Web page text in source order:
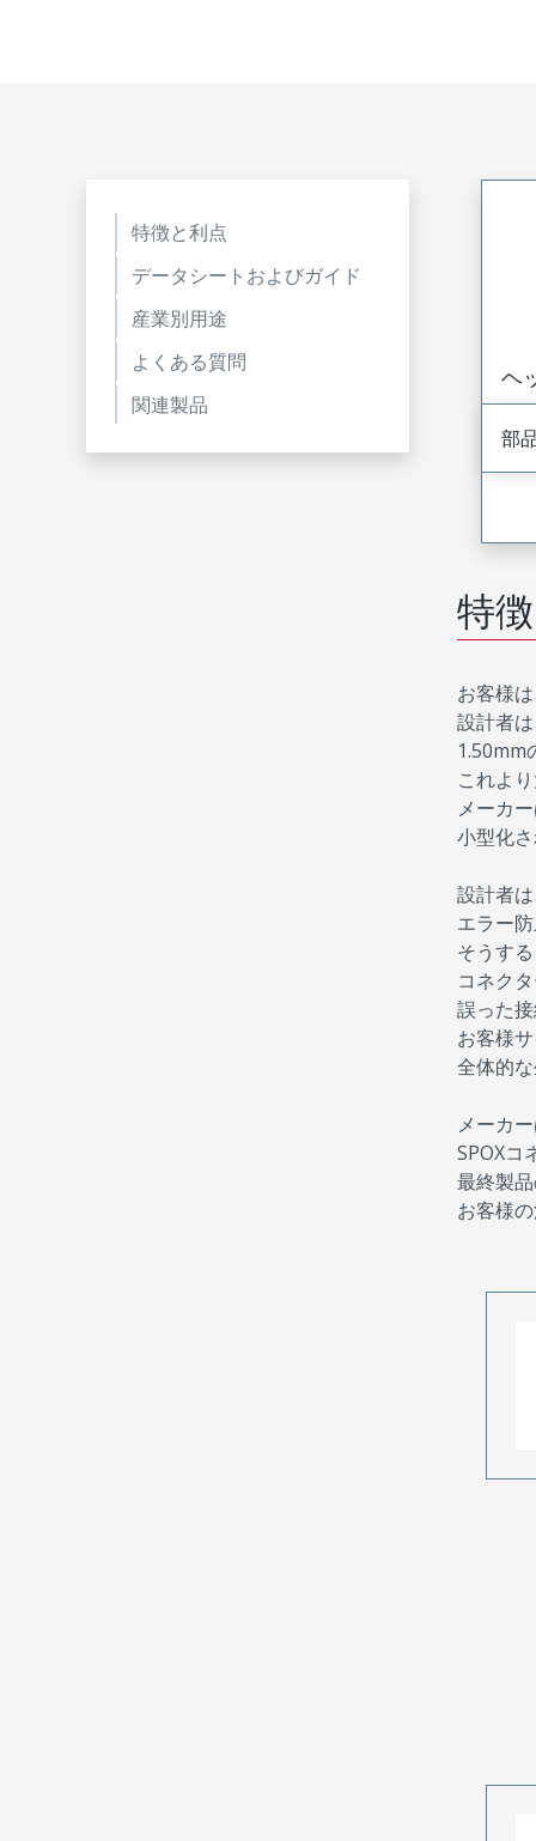
特徴と利点
データシートおよびガイド
産業別用途
よくある質問
関連製品
ヘ
部
特
お客様
設計者
1.50mm
これよ
メーカ
小型化
設計者は
エラー
そうす
コネク
誤った
お客様
全体的
メーカ
SPOXコ
最終製
お客様